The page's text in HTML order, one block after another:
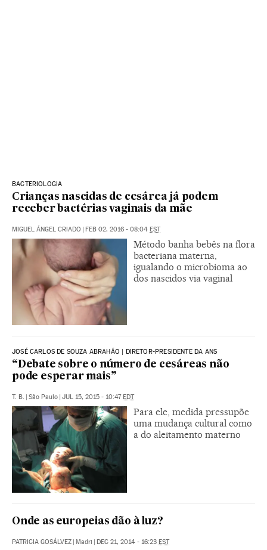
BACTERIOLOGIA
Crianças nascidas de cesárea já podem
receber bactérias vaginais da mãe
MIGUEL ÁNGEL CRIADO | FEB 02, 2016 - 08:04 EST
Método banha bebês na flora
bacteriana materna,
igualando o microbioma ao
dos nascidos via vaginal
JOSÉ CARLOS DE SOUZA ABRAHÃO | DIRETOR-PRESIDENTE DA ANS
“Debate sobre o número de cesáreas não
pode esperar mais”
T. B. | São Paulo | JUL 15, 2015 - 10:47EDT
Para ele, medida pressupõe
uma mudança cultural como
a do aleitamento materno
Onde as europeias dão à luz?
PATRICIA GOSÁLVEZ | Madri | DEC 21, 2014 - 16:23 EST